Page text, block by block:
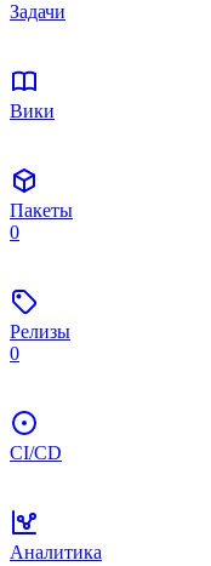
Задачи
Вики
Пакеты
0
Релизы
0
CI/CD
Аналитика